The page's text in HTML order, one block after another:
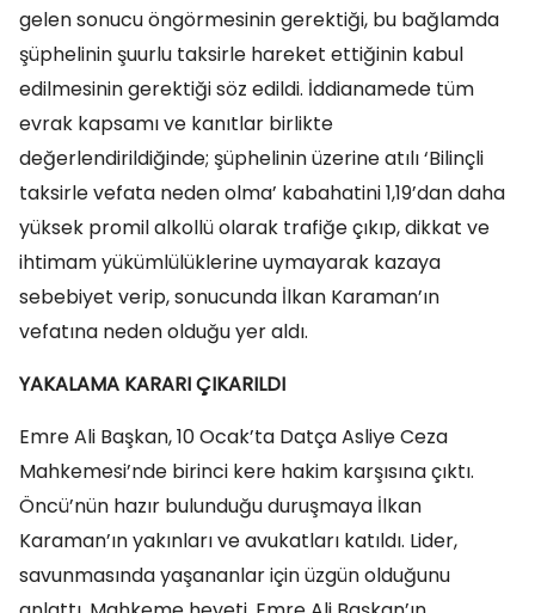
gelen sonucu öngörmesinin gerektiği, bu bağlamda
şüphelinin şuurlu taksirle hareket ettiğinin kabul
edilmesinin gerektiği söz edildi. İddianamede tüm
evrak kapsamı ve kanıtlar birlikte
değerlendirildiğinde; şüphelinin üzerine atılı ‘Bilinçli
taksirle vefata neden olma’ kabahatini 1,19’dan daha
yüksek promil alkollü olarak trafiğe çıkıp, dikkat ve
ihtimam yükümlülüklerine uymayarak kazaya
sebebiyet verip, sonucunda İlkan Karaman’ın
vefatına neden olduğu yer aldı.
YAKALAMA KARARI ÇIKARILDI
Emre Ali Başkan, 10 Ocak’ta Datça Asliye Ceza
Mahkemesi’nde birinci kere hakim karşısına çıktı.
Öncü’nün hazır bulunduğu duruşmaya İlkan
Karaman’ın yakınları ve avukatları katıldı. Lider,
savunmasında yaşananlar için üzgün olduğunu